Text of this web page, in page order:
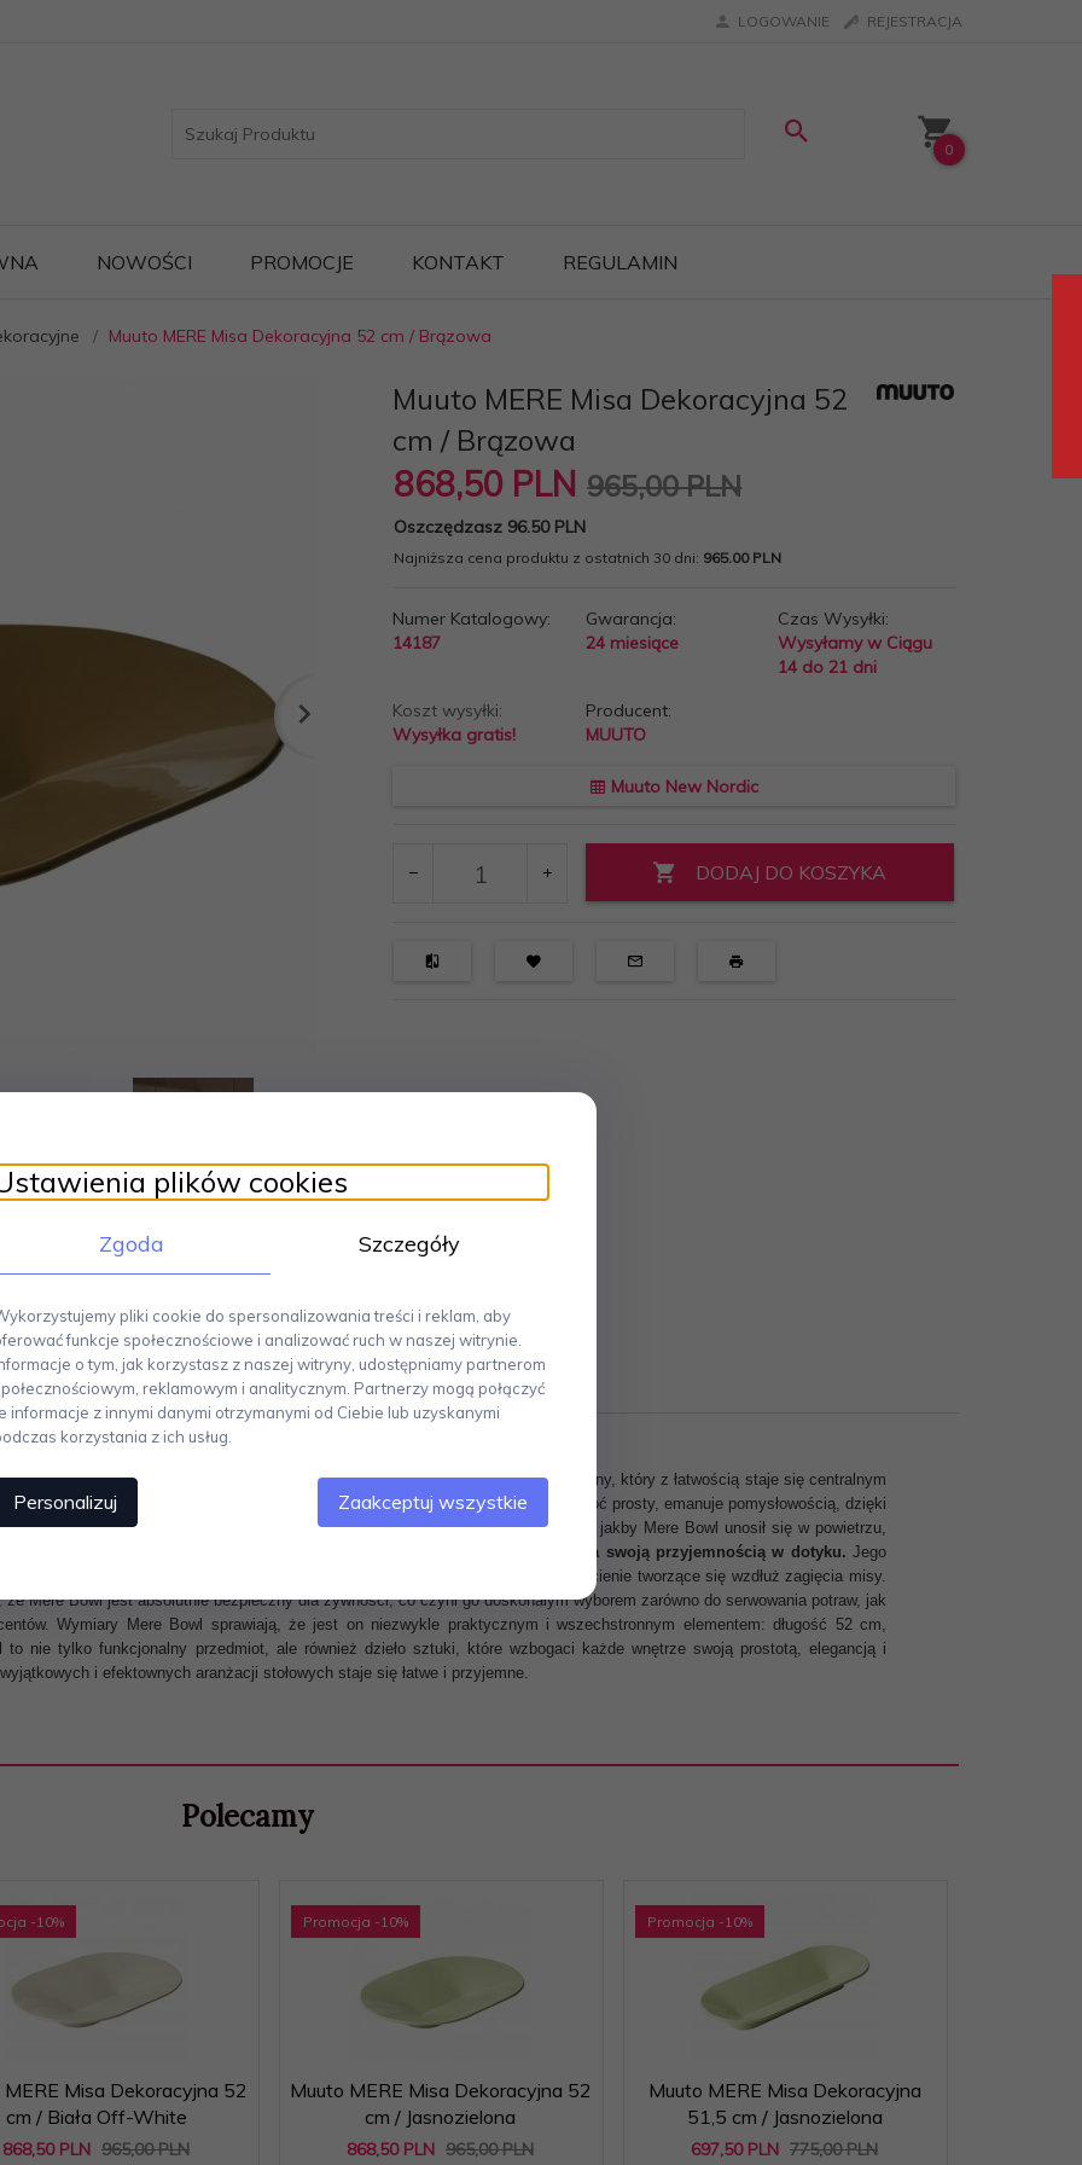
LOGOWANIE REJESTRACJA
0
NOWOŚCI PROMOCJE KONTAKT REGULAMIN
Muuto MERE Misa Dekoracyjna 52 cm / Brązowa
Muuto MERE Misa Dekoracyjna 52
cm / Brązowa
868,50 PLN 965,00 PLN
Oszczędzasz 96.50 PLN
Najniższa cena produktu z ostatnich 30 dni: 965.00 PLN
Numer Katalogowy:
14187
Gwarancja:
24 miesiące
Czas Wysyłki:
Wysyłamy w Ciągu
14 do 21 dni
Koszt wysyłki:
Wysyłka gratis!
Producent:
MUUTO
Muuto New Nordic
DODAJ DO KOSZYKA
Podkreśla Stół i Przestrzeń.
Mere Bowl to wyjątkowy rzeźbiony element centralny, który z łatwością staje się centralnym
tego, czy jest używany, czy też tylko ozdobą. Jego charakterystyczny kształt, choć prosty, emanuje pomysłowością, dzięki
się na boki, tworząc unikalną misę. Ta subtelna gra formy sprawia wrażenie, jakby Mere Bowl unosił się w powietrzu,
został wykonany z najwyższej jakości kamionki ceramicznej, która zachwyca swoją przyjemnością w dotyku. Jego
które nie tylko nadaje mu niesamowity blask, ale również podkreśla piękne cienie tworzące się wzdłuż zagięcia misy.
Mere Bowl jest absolutnie bezpieczny dla żywności, co czyni go doskonałym wyborem zarówno do serwowania potraw, jak
Wymiary Mere Bowl sprawiają, że jest on niezwykle praktycznym i wszechstronnym elementem: długość 52 cm,
nie tylko funkcjonalny przedmiot, ale również dzieło sztuki, które wzbogaci każde wnętrze swoją prostotą, elegancją i
i efektownych aranżacji stołowych staje się łatwe i przyjemne.
Polecamy
-10%
Misa Dekoracyjna 52
cm / Biała Off-White
868,50 PLN 965,00 PLN
Promocja -10%
Muuto MERE Misa Dekoracyjna 52
cm / Jasnozielona
868,50 PLN 965,00 PLN
Promocja -10%
Muuto MERE Misa Dekoracyjna
51,5 cm / Jasnozielona
697,50 PLN 775,00 PLN
plików cookies
Zgoda Szczegóły
pliki cookie do spersonalizowania treści i reklam, aby
funkcje społecznościowe i analizować ruch w naszej witrynie.
o tym, jak korzystasz z naszej witryny, udostępniamy partnerom
reklamowym i analitycznym. Partnerzy mogą połączyć
informacje z innymi danymi otrzymanymi od Ciebie lub uzyskanymi
korzystania z ich usług.
Personalizuj Zaakceptuj wszystkie